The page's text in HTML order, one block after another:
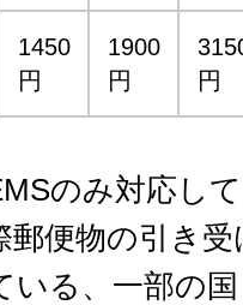
1450
円
1900
円
円
のみ対応し
郵便物の引き
いる、一部の